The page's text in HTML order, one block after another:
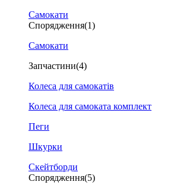
Самокати
Спорядження(1)
Самокати
Запчастини(4)
Колеса для самокатів
Колеса для самоката комплект
Пеги
Шкурки
Скейтборди
Спорядження(5)